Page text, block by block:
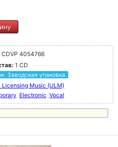
CDVP 4054766
1 CD
Заводская упаковка.
Licensing Music (ULM)
Electronic Vocal